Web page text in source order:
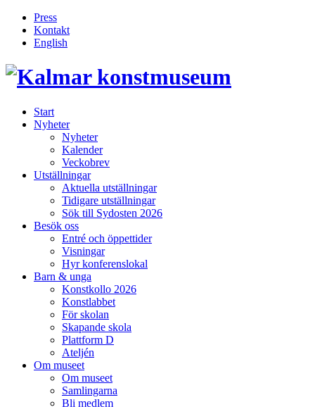
Press
Kontakt
English
Inläggsnavigering
Start
Nyheter
Nyheter
Kalender
Veckobrev
Utställningar
Aktuella utställningar
Tidigare utställningar
Sök till Sydosten 2026
Besök oss
Entré och öppettider
Visningar
Hyr konferenslokal
Barn & unga
Konstkollo 2026
Konstlabbet
För skolan
Skapande skola
Plattform D
Ateljén
Om museet
Om museet
Samlingarna
Bli medlem